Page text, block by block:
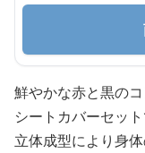
鮮やかな赤と黒の
シートカバーセット
立体成型により身